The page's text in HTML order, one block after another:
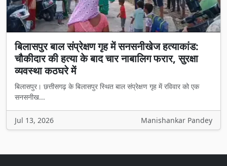
बिलासपुर बाल संप्रेक्षण गृह में सनसनीखेज हत्याकांड:
चौकीदार की हत्या के बाद चार नाबालिग फरार, सुरक्षा
व्यवस्था कठघरे में
बिलासपुर। छत्तीसगढ़ के बिलासपुर स्थित बाल संप्रेक्षण गृह में रविवार को एक
सनसनीख...
Jul 13, 2026 Manishankar Pandey